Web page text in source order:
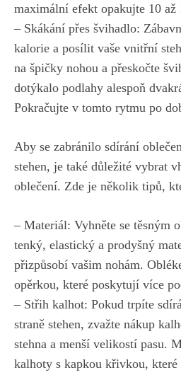
maximální ⁣efekt opakujte 10⁢ až
– Skákání⁢ přes švihadlo:
kalorie a ‌posílit vaše vnitřní
na špičky nohou‍ a přeskočte
dotýkalo podlahy alespoň⁣
Pokračujte v tomto rytmu ⁢po​
Aby⁤ se zabránilo sdírání‍
stehen, je také důležité vybrat
oblečení. Zde je několik tipů,
– Materiál:⁣ Vyhněte se těsným‌
tenký, elastický a prodyšný
⁢přizpůsobí vašim nohám.
opěrkou, které poskytují více
– Střih kalhot: ⁢Pokud trpíte
straně stehen, zvažte nákup
stehna a menší velikostí pasu.
kalhoty s kapkou křivkou,